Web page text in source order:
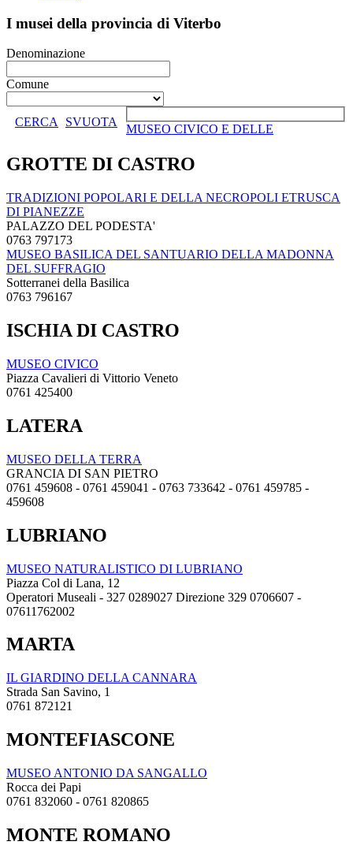
I musei della provincia di Viterbo
Denominazione
Comune
CERCA SVUOTA
GROTTE DI CASTRO
MUSEO CIVICO E DELLE
TRADIZIONI POPOLARI E DELLA NECROPOLI ETRUSCA
DI PIANEZZE
PALAZZO DEL PODESTA'
0763 797173
MUSEO BASILICA DEL SANTUARIO DELLA MADONNA
DEL SUFFRAGIO
Sotterranei della Basilica
0763 796167
ISCHIA DI CASTRO
MUSEO CIVICO
Piazza Cavalieri di Vittorio Veneto
0761 425400
LATERA
MUSEO DELLA TERRA
GRANCIA DI SAN PIETRO
0761 459608 - 0761 459041 - 0763 733642 - 0761 459785 -
459608
LUBRIANO
MUSEO NATURALISTICO DI LUBRIANO
Piazza Col di Lana, 12
Operatori Museali - 327 0289027 Direzione 329 0706607 -
07611762002
MARTA
IL GIARDINO DELLA CANNARA
Strada San Savino, 1
0761 872121
MONTEFIASCONE
MUSEO ANTONIO DA SANGALLO
Rocca dei Papi
0761 832060 - 0761 820865
MONTE ROMANO